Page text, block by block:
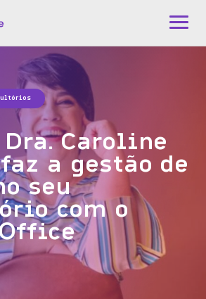
Dra. Caroline
a gestão de
seu
com o